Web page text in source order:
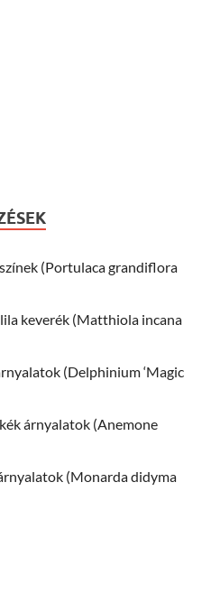
(Portulaca grandiflora
keverék (Matthiola incana
(Delphinium ‘Magic
árnyalatok (Anemone
(Monarda didyma